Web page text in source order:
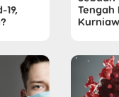
19,
Tengah